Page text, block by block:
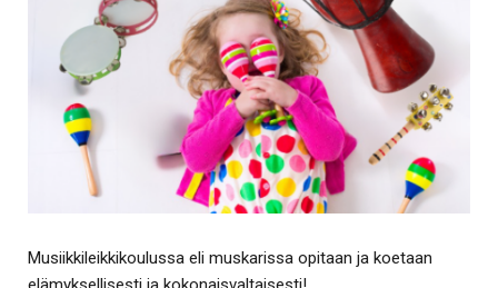
Musiikkileikkikoulussa eli muskarissa opitaan ja koetaan